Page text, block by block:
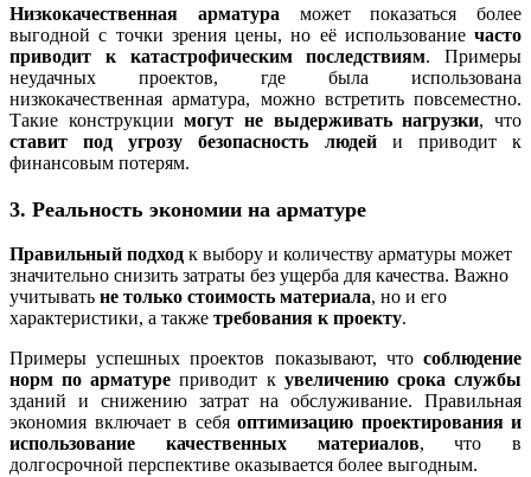
Низкокачественная арматура может показаться более
выгодной с точки зрения цены, но её использование часто
приводит к катастрофическим последствиям. Примеры
неудачных проектов, где была использована
низкокачественная арматура, можно встретить повсеместно.
Такие конструкциимогут не выдерживать нагрузки, что
ставит под угрозу безопасность людейи приводит к
финансовым потерям.
3. Реальность экономии на арматуре
Правильный подход к выбору и количеству арматуры может
значительно снизить затраты без ущерба для качества. Важно
учитывать не только стоимость материала, но и его
характеристики, а также требования к проекту.
Примеры успешных проектов показывают, что соблюдение
норм по арматуре приводит к увеличению срока службы
зданий и снижению затрат на обслуживание. Правильная
экономия включает в себя оптимизацию проектирования и
использование качественных материалов, что в
долгосрочной перспективе оказывается более выгодным.